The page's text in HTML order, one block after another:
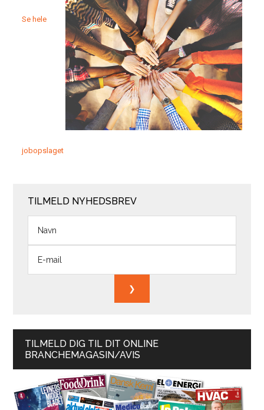
Se hele
jobopslaget
TILMELD NYHEDSBREV
TILMELD DIG TIL DIT ONLINE
BRANCHEMAGASIN/AVIS